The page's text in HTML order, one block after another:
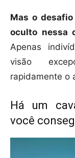
Mas o
oculto nessa
Apenas
visão
rapidamente o
Há um
você